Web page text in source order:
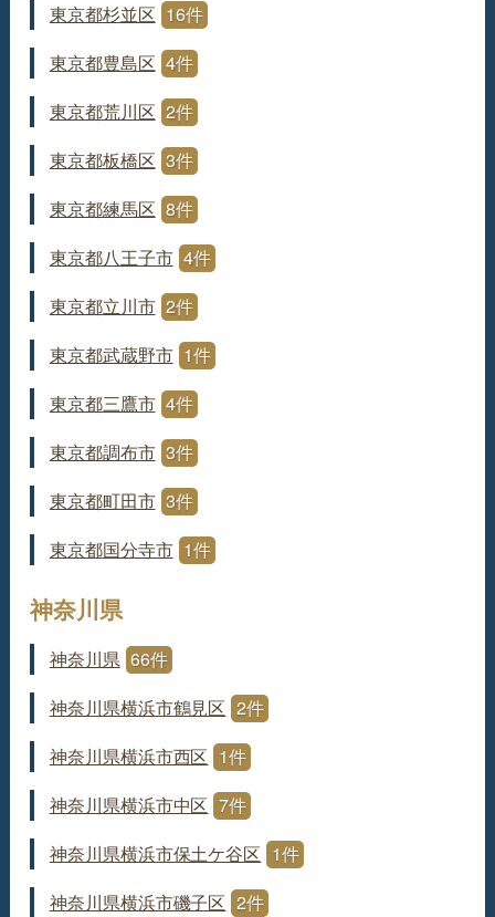
東京都杉並区 16件
東京都豊島区 4件
東京都荒川区 2件
東京都板橋区 3件
東京都練馬区 8件
東京都八王子市 4件
東京都立川市 2件
東京都武蔵野市 1件
東京都三鷹市 4件
東京都調布市 3件
東京都町田市 3件
東京都国分寺市 1件
神奈川県
神奈川県 66件
神奈川県横浜市鶴見区 2件
神奈川県横浜市西区 1件
神奈川県横浜市中区 7件
神奈川県横浜市保土ケ谷区 1件
神奈川県横浜市磯子区 2件